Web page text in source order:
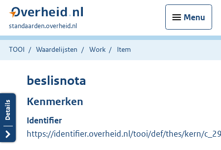
Menu
U
bent
hier:
standaarden.overheid.nl
TOOI Waardelijsten Work Item
beslisnota
Kenmerken
Identifier
https://identifier.overheid.nl/tooi/def/thes/kern/